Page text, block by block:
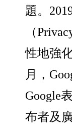
題。
（
性地強
月，
Google
布者及